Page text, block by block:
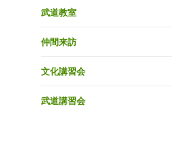
武道教室
仲間来訪
文化講習会
武道講習会